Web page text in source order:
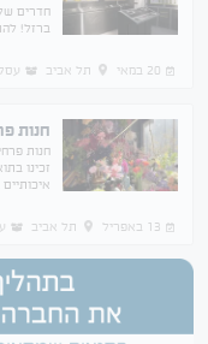
חדרים
ברזל!
20 במאי תל אביב
חנות
חנות
זכינו
13 באפריל
תל אביב